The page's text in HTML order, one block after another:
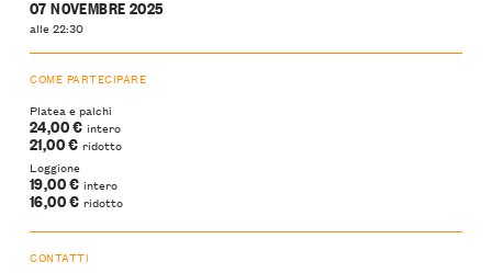
07 NOVEMBRE 2025
alle 22:30
COME PARTECIPARE
Platea e palchi
24,00 € intero
21,00 € ridotto
Loggione
19,00 € intero
16,00 € ridotto
CONTATTI